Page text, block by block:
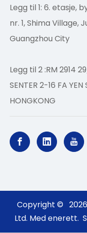
Legg til 1: 6. etasje,
nr. 1, Shima
Guangzhou City
Legg til 2 :RM 2914
SENTER 2-16 FA
HONGKONG
Copyright © 2026
Ltd. Med enerett.